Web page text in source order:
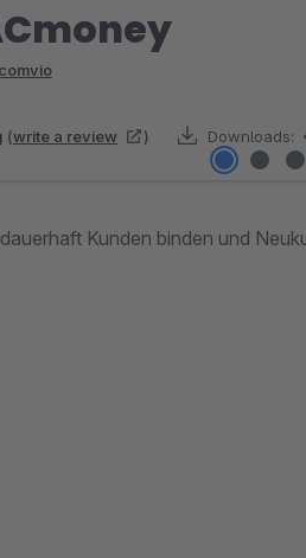
comvio
(write a review ) Downloads:
Kunden binden und